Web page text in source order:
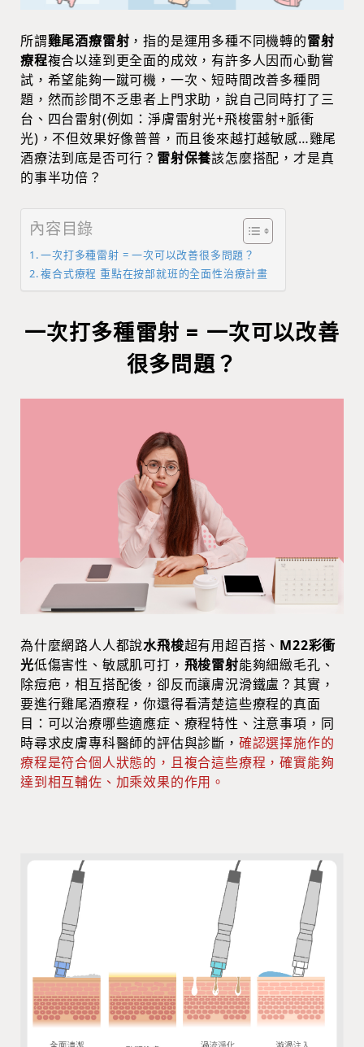
所謂雞尾酒療雷射 ，指的是運用多種不同機轉的雷射
療程複合以達到更全面的成效，有許多人因而心動嘗
試，希望能夠一蹴可機，一次、短時間改善多種問
題，然而診間不乏患者上門求助，說自己同時打了三
台、四台雷射(例如：淨膚雷射光+飛梭雷射+脈衝
光)，不但效果好像普普，而且後來越打越敏感…雞尾
酒療法到底是否可行？ 雷射保養該怎麼搭配，才是真
的事半功倍？
內容目錄
一次打多種雷射 = 一次可以改善很多問題？
複合式療程 重點在按部就班的全面性治療計畫
一次打多種雷射 = 一次可以改善
很多問題？
為什麼網路人人都說水飛梭超有用超百搭、 M22彩衝
光低傷害性、敏感肌可打， 飛梭雷射能夠細緻毛孔、
除痘疤，相互搭配後，卻反而讓膚況滑鐵盧？其實，
要進行雞尾酒療程，你還得看清楚這些療程的真面
目：可以治療哪些適應症、療程特性、注意事項，同
時尋求皮膚專科醫師的評估與診斷， 確認選擇施作的
療程是符合個人狀態的，且複合這些療程，確實能夠
達到相互輔佐、加乘效果的作用。